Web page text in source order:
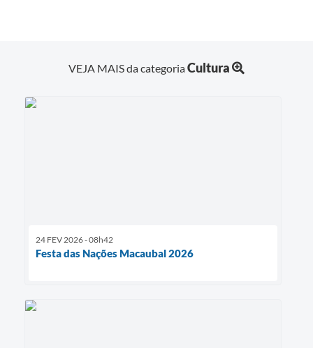
VEJA MAIS da categoriaCultura
24 FEV 2026 - 08h42
Festa das Nações Macaubal 2026